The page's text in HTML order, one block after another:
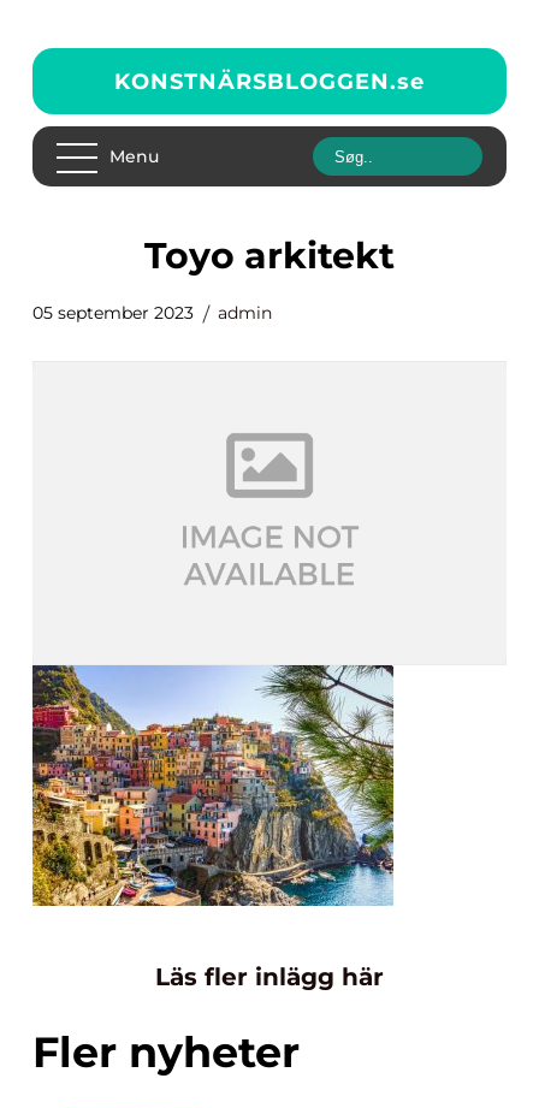
KONSTNÄRSBLOGGEN.se
Menu
toyo arkitekt
05 september 2023 admin
Läs fler inlägg här
Fler nyheter